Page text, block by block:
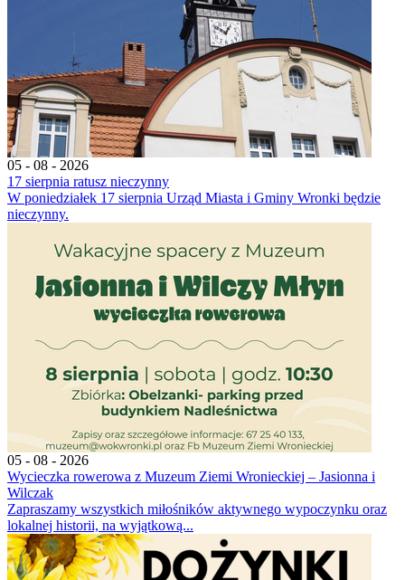
05 - 08 - 2026
17 sierpnia ratusz nieczynny
W poniedziałek 17 sierpnia Urząd Miasta i Gminy Wronki będzie
nieczynny.
05 - 08 - 2026
Wycieczka rowerowa z Muzeum Ziemi Wronieckiej – Jasionna i
Wilczak
Zapraszamy wszystkich miłośników aktywnego wypoczynku oraz
lokalnej historii, na wyjątkową...